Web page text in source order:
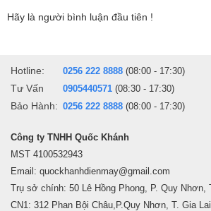
Hãy là người bình luận đầu tiên !
Hotline: 0256 222 8888 (08:00 - 17:30)
Tư Vấn 0905440571 (08:30 - 17:30)
Bảo Hành: 0256 222 8888 (08:00 - 17:30)
Công ty TNHH Quốc Khánh
MST 4100532943
Email: quockhanhdienmay@gmail.com
Trụ sở chính: 50 Lê Hồng Phong, P. Quy Nhơn,
CN1: 312 Phan Bội Châu,P.Quy Nhơn, T. Gia Lai